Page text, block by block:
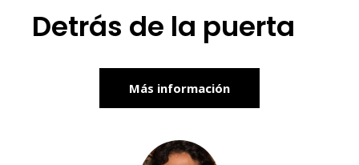
Detrás de la puerta
Más información